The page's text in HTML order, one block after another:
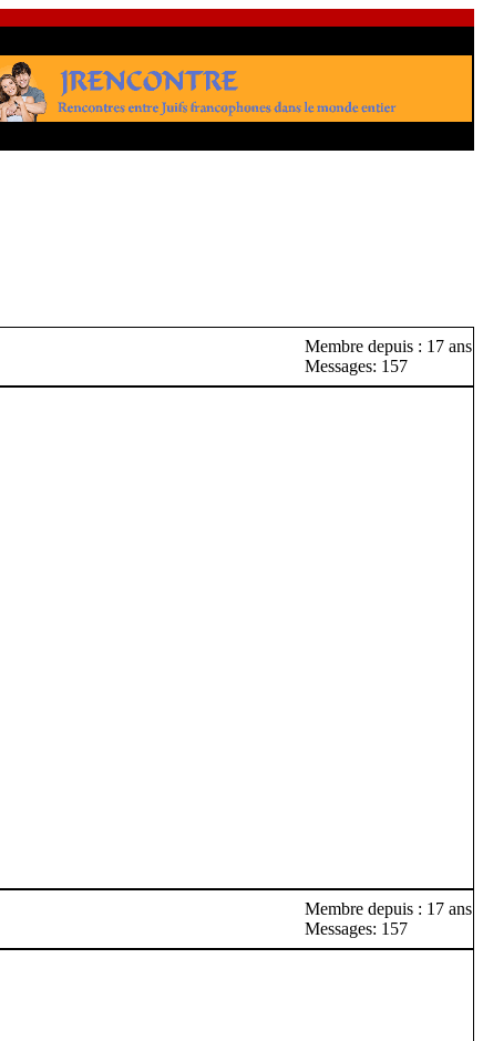
Membre depuis : 17 ans
Messages: 157
Membre depuis : 17 ans
Messages: 157